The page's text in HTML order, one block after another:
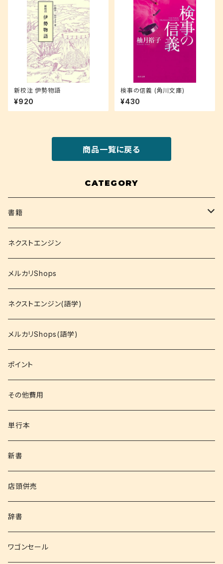
新校注 伊勢物語
¥920
検事の信義 (角川文庫)
¥430
商品一覧に戻る
CATEGORY
書籍
関西大学テキスト
就活
資格
コミック
文庫
その他書籍
書籍以外
ネクストエンジン
メルカリShops
ネクストエンジン(語学)
メルカリShops(語学)
ポイント
その他費用
単行本
新書
店頭併売
辞書
ワゴンセール